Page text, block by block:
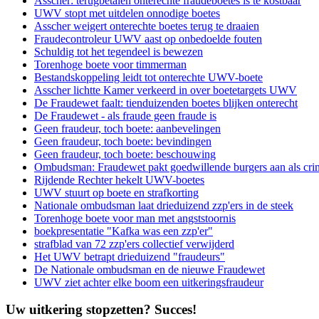
UWV stopt met uitdelen onnodige boetes
Asscher weigert onterechte boetes terug te draaien
Fraudecontroleur UWV aast op onbedoelde fouten
Schuldig tot het tegendeel is bewezen
Torenhoge boete voor timmerman
Bestandskoppeling leidt tot onterechte UWV-boete
Asscher lichtte Kamer verkeerd in over boetetargets UWV
De Fraudewet faalt: tienduizenden boetes blijken onterecht
De Fraudewet - als fraude geen fraude is
Geen fraudeur, toch boete: aanbevelingen
Geen fraudeur, toch boete: bevindingen
Geen fraudeur, toch boete: beschouwing
Ombudsman: Fraudewet pakt goedwillende burgers aan als
Rijdende Rechter hekelt UWV-boetes
UWV stuurt op boete en strafkorting
Nationale ombudsman laat drieduizend zzp'ers in de steek
Torenhoge boete voor man met angststoornis
boekpresentatie "Kafka was een zzp'er"
strafblad van 72 zzp'ers collectief verwijderd
Het UWV betrapt drieduizend "fraudeurs"
De Nationale ombudsman en de nieuwe Fraudewet
UWV ziet achter elke boom een uitkeringsfraudeur
Uw uitkering stopzetten? Succes!